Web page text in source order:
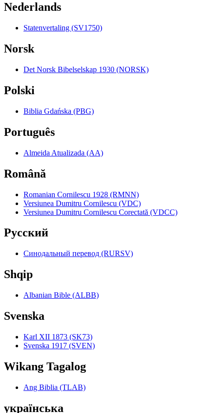
Nederlands
Statenvertaling (SV1750)
Norsk
Det Norsk Bibelselskap 1930 (NORSK)
Polski
Biblia Gdańska (PBG)
Português
Almeida Atualizada (AA)
Română
Romanian Cornilescu 1928 (RMNN)
Versiunea Dumitru Cornilescu (VDC)
Versiunea Dumitru Cornilescu Corectată (VDCC)
Pyccкий
Синодальный перевод (RURSV)
Shqip
Albanian Bible (ALBB)
Svenska
Karl XII 1873 (SK73)
Svenska 1917 (SVEN)
Wikang Tagalog
Ang Biblia (TLAB)
українська